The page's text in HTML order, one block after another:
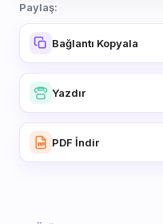
Paylaş:
Bağlantı Kopyala
Yazdır
PDF İndir